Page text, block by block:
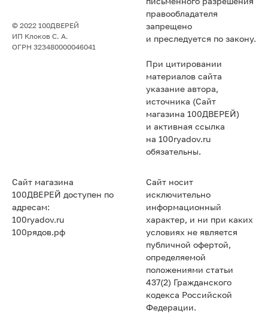
© 2022 100ДВЕРЕЙ
ИП Клоков С. А.
ОГРН 323480000046041
письменного разрешения
правообладателя
запрещено
и преследуется по закону.
При цитировании
материалов сайта
указание автора,
источника (Сайт
магазина 100ДВЕРЕЙ)
и активная ссылка
на 100ryadov.ru
обязательны.
Сайт магазина
100ДВЕРЕЙ доступен по
адресам:
100ryadov.ru
100рядов.рф
Сайт носит
исключительно
информационный
характер, и ни при каких
условиях не является
публичной офертой,
определяемой
положениями статьи
437(2) Гражданского
кодекса Российской
Федерации.